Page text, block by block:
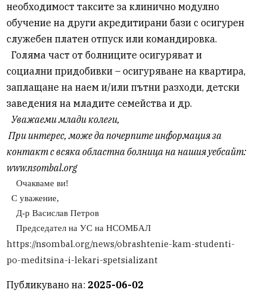
необходимост таксите за клинично модулно
обучение на други акредитирани бази с осигурен
служебен платен отпуск или командировка.
Голяма част от болниците осигуряват и
социални придобивки – осигуряване на квартира,
заплащане на наем и/или пътни разходи, детски
заведения на младите семейства и др.
Уважаеми млади колеги,
При интерес, може да почерпите информация за
контакт с всяка областна болница на нашия уебсайт:
www.nsombal.org
Очакваме ви!
С уважение,
Д-р Васислав Петров
Председател на УС на НСОМБАЛ
https://nsombal.org/news/obrashtenie-kam-studenti-
po-meditsina-i-lekari-spetsializant
Публикувано на: 2025-06-02